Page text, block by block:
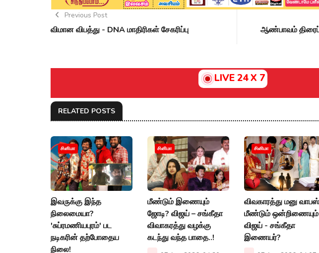
Previous Post
விமான விபத்து - DNA மாதிரிகள் சேகரிப்பு
ஆண்பாவம்
LIVE 24 X 7
RELATED POSTS
சினிமா
இவருக்கு இந்த
நிலைமையா?
'சுப்ரமணியபுரம்' பட
நடிகரின் தற்போதைய
நிலை!
சினிமா
மீண்டும் இணையும்
ஜோடி? விஜய் – சங்கீதா
விவாகரத்து வழக்கு
கடந்து வந்த பாதை..!
சினிமா
விவகாரத்து மனு
மீண்டும் ஒன்றிணையும்
விஜய் - சங்கீதா
இணையர்?